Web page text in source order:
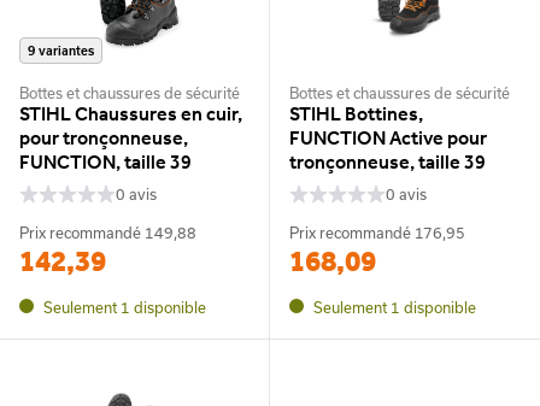
9 variantes
Bottes et chaussures de sécurité
STIHL Chaussures en cuir,
pour tronçonneuse,
FUNCTION, taille 39
0 avis
Prix recommandé 149,88
142,39
Seulement 1 disponible
Bottes et chaussures de sécurité
STIHL Bottines,
FUNCTION Active pour
tronçonneuse, taille 39
0 avis
Prix recommandé 176,95
168,09
Seulement 1 disponible